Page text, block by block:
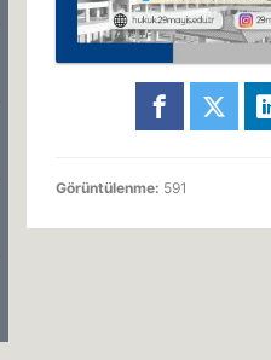
Görüntülenme: 591